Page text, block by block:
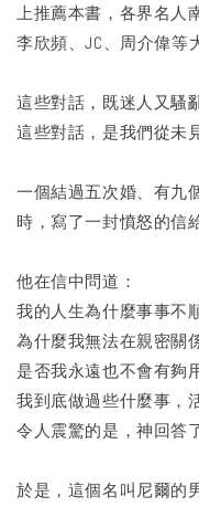
上推薦本書，各界名人
李欣頻、JC、周介偉等
這些對話，既迷人又騷
這些對話，是我們從未
一個結過五次婚、有九
時，寫了一封憤怒的信
他在信中問道：
我的人生為什麼事事不
為什麼我無法在親密關
是否我永遠也不會有夠
我到底做過些什麼事，
令人震驚的是，神回答
於是，這個名叫尼爾的